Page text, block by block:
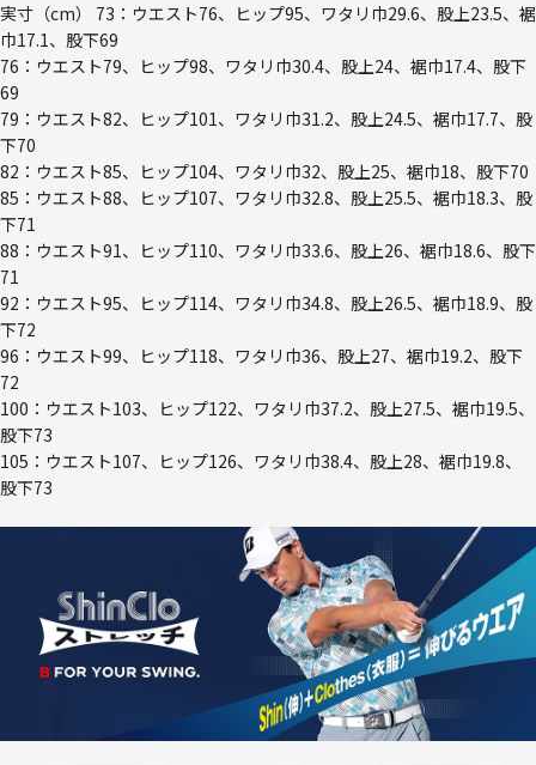
実寸（cm） 73：ウエスト76、ヒップ95、ワタリ巾29.6、股上23.5、裾
巾17.1、股下69
76：ウエスト79、ヒップ98、ワタリ巾30.4、股上24、裾巾17.4、股下
69
79：ウエスト82、ヒップ101、ワタリ巾31.2、股上24.5、裾巾17.7、股
下70
82：ウエスト85、ヒップ104、ワタリ巾32、股上25、裾巾18、股下70
85：ウエスト88、ヒップ107、ワタリ巾32.8、股上25.5、裾巾18.3、股
下71
88：ウエスト91、ヒップ110、ワタリ巾33.6、股上26、裾巾18.6、股下
71
92：ウエスト95、ヒップ114、ワタリ巾34.8、股上26.5、裾巾18.9、股
下72
96：ウエスト99、ヒップ118、ワタリ巾36、股上27、裾巾19.2、股下
72
100：ウエスト103、ヒップ122、ワタリ巾37.2、股上27.5、裾巾19.5、
股下73
105：ウエスト107、ヒップ126、ワタリ巾38.4、股上28、裾巾19.8、
股下73